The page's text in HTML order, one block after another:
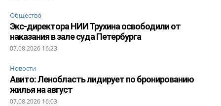
Общество
Экс-директора НИИ Трухина освободили от
наказания в зале суда Петербурга
07.08.2026 16:23
Новости
Авито: Ленобласть лидирует по бронированию
жилья на август
07.08.2026 16:03